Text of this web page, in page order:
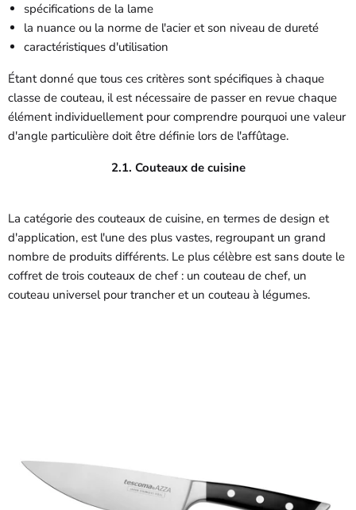
spécifications de la lame
la nuance ou la norme de l'acier et son niveau de dureté
caractéristiques d'utilisation
Étant donné que tous ces critères sont spécifiques à chaque
classe de couteau, il est nécessaire de passer en revue chaque
élément individuellement pour comprendre pourquoi une valeur
d'angle particulière doit être définie lors de l'affûtage.
2.1. Couteaux de cuisine
La catégorie des couteaux de cuisine, en termes de design et
d'application, est l'une des plus vastes, regroupant un grand
nombre de produits différents. Le plus célèbre est sans doute le
coffret de trois couteaux de chef : un couteau de chef, un
couteau universel pour trancher et un couteau à légumes.